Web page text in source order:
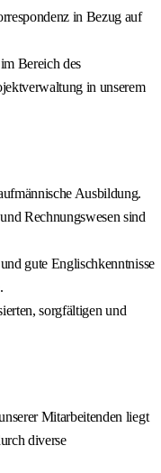
in Bezug auf
Bereich des
in unserem
Ausbildung.
Rechnungswesen sind
gute Englischkenntnisse
sorgfältigen und
Mitarbeitenden liegt
diverse